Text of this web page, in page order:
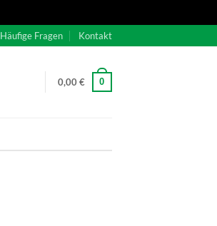
Häufige Fragen Kontakt
0,00€ 0